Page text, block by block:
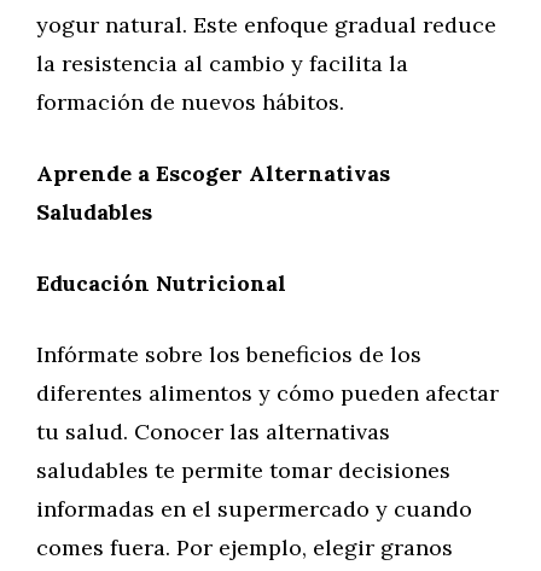
yogur natural. Este enfoque gradual reduce
la resistencia al cambio y facilita la
formación de nuevos hábitos.
Aprende a Escoger Alternativas
Saludables
Educación Nutricional
Infórmate sobre los beneficios de los
diferentes alimentos y cómo pueden afectar
tu salud. Conocer las alternativas
saludables te permite tomar decisiones
informadas en el supermercado y cuando
comes fuera. Por ejemplo, elegir granos